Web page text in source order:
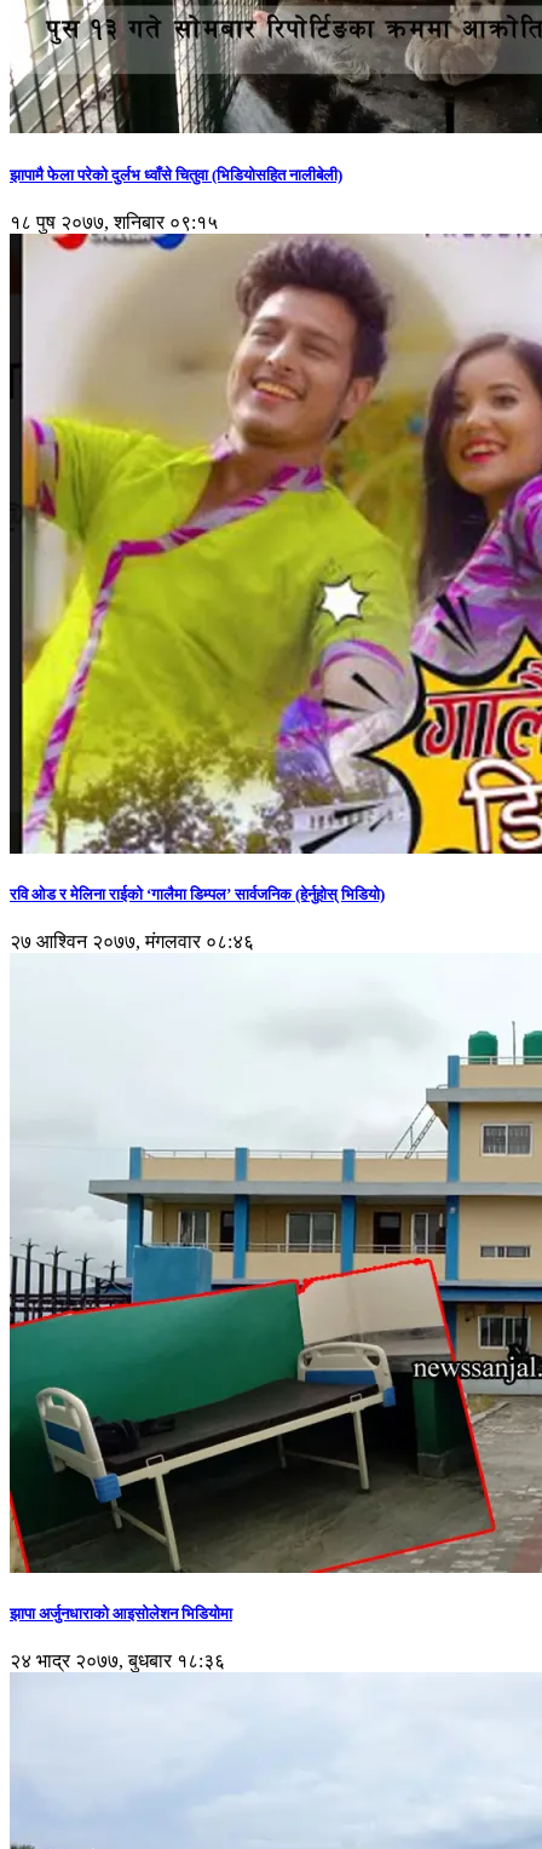
झापामै फेला परेको दुर्लभ ध्वाँसे चितुवा (भिडियोसहित नालीबेली)
१८ पुष २०७७, शनिबार ०९:१५
रवि ओड र मेलिना राईको ‘गालैमा डिम्पल’ सार्वजनिक (हेर्नुहोस् भिडियो)
२७ आश्विन २०७७, मंगलवार ०८:४६
झापा अर्जुनधाराको आइसोलेशन भिडियोमा
२४ भाद्र २०७७, बुधबार १८:३६